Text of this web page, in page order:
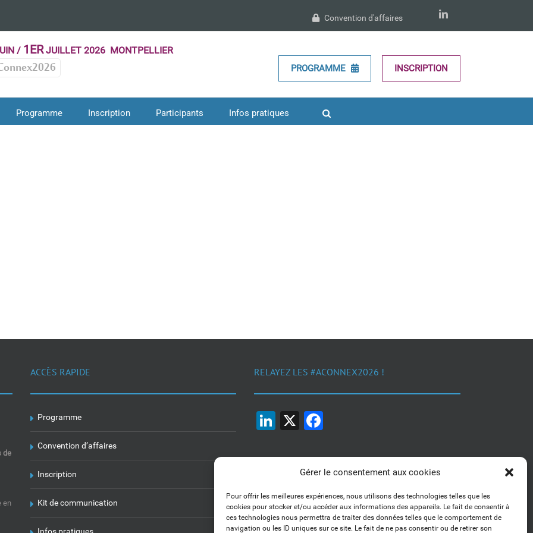
Gérer le consentement aux cookies
Pour offrir les meilleures expériences, nous utilisons des technologies telles que les
cookies pour stocker et/ou accéder aux informations des appareils. Le fait de consentir à
ces technologies nous permettra de traiter des données telles que le comportement de
navigation ou les ID uniques sur ce site. Le fait de ne pas consentir ou de retirer son
LinkedIn
Convention d'affaires
/ 1ERJUILLET 2026 MONTPELLIER
PROGRAMME INSCRIPTION
Programme Inscription Participants Infos pratiques
de
en
ACCÈS RAPIDE
Programme
Convention d’affaires
Inscription
Kit de communication
Infos pratiques
RELAYEZ LES #ACONNEX2026 !
LinkedIn
X
1, 2, 3... Buzzez !
Découvrez nos kits communication